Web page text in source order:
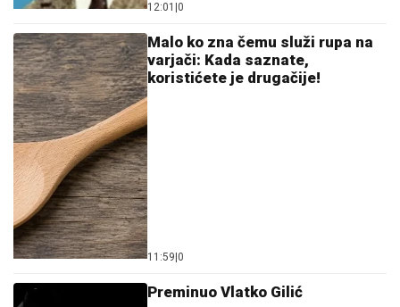
12:01 0
Malo ko zna čemu služi rupa na
varjači: Kada saznate,
koristićete je drugačije!
11:59 0
Preminuo Vlatko Gilić